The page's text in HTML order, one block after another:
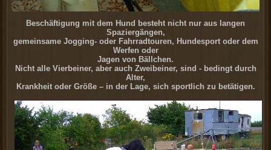
Beschäftigung mit dem Hund besteht nicht nur aus langen
Spaziergängen,
gemeinsame Jogging- oder Fahrradtouren, Hundesport oder dem
Werfen oder
Jagen von Bällchen.
Nicht alle Vierbeiner, aber auch Zweibeiner, sind - bedingt durch
Alter,
Krankheit oder Größe – in der Lage, sich sportlich zu betätigen.